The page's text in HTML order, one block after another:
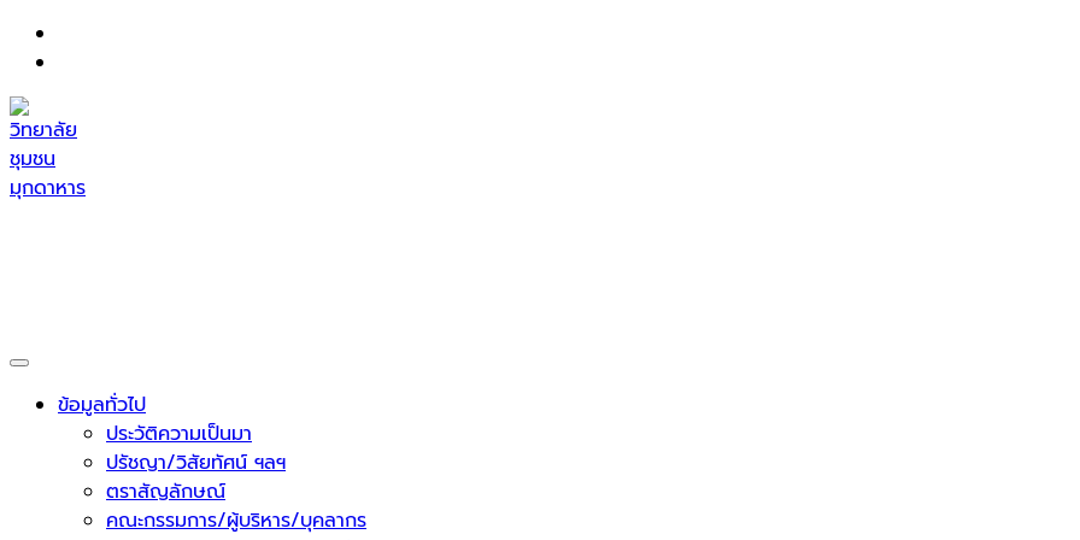
Skip
content
ข้อมูลทั่วไป
ประวัติความเป็นมา
ปรัชญา/วิสัยทัศน์ ฯลฯ
ตราสัญลักษณ์
คณะกรรมการ/ผู้บริหาร/บุคลากร